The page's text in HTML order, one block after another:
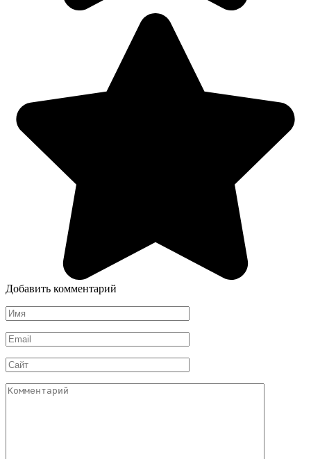
Добавить комментарий
Имя
*
Email
*
Сайт
Комментарий